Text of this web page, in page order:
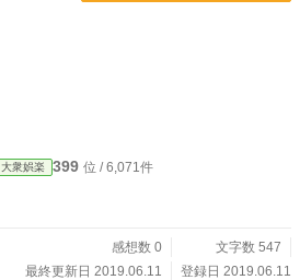
大衆娯楽 399 位 / 6,071件
感想数 0
文字数 547
最終更新日 2019.06.11
登録日 2019.06.11